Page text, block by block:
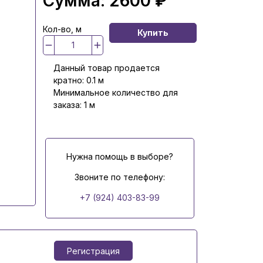
Кол-во, м Купить
Данный товар продается
кратно: 0.1 м
Минимальное количество для
заказа: 1 м
Нужна помощь в выборе?
Звоните по телефону:
+7 (924) 403-83-99
Регистрация